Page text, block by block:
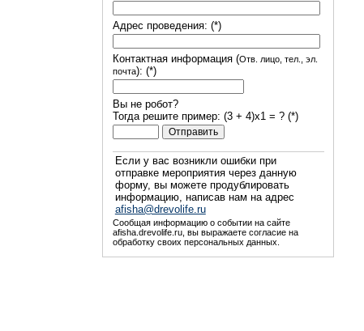
Адрес проведения: (*)
Контактная информация (Отв. лицо, тел., эл.
почта): (*)
Вы не робот?
Тогда решите пример: (3 + 4)х1 = ? (*)
Если у вас возникли ошибки при
отправке мероприятия через данную
форму, вы можете продублировать
информацию, написав нам на адрес
afisha@drevolife.ru
Сообщая информацию о событии на сайте
afisha.drevolife.ru, вы выражаете согласие на
обработку своих персональных данных.